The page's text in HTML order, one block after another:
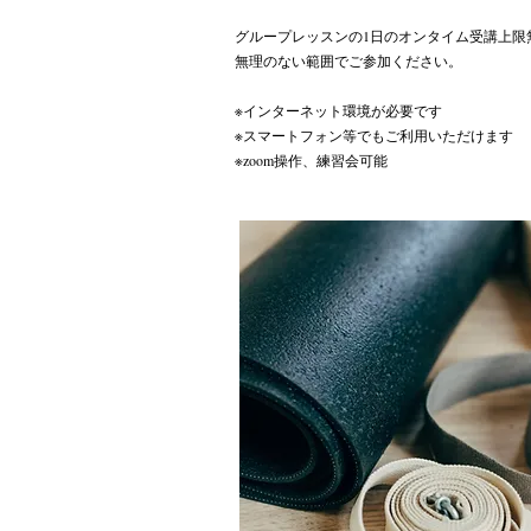
グループレッスンの1日のオンタイム受講上限
無理のない範囲でご参加ください。
※インターネット環境が必要です
​※スマートフォン等でもご利用いただけます
※zoom操作、練習会可能​